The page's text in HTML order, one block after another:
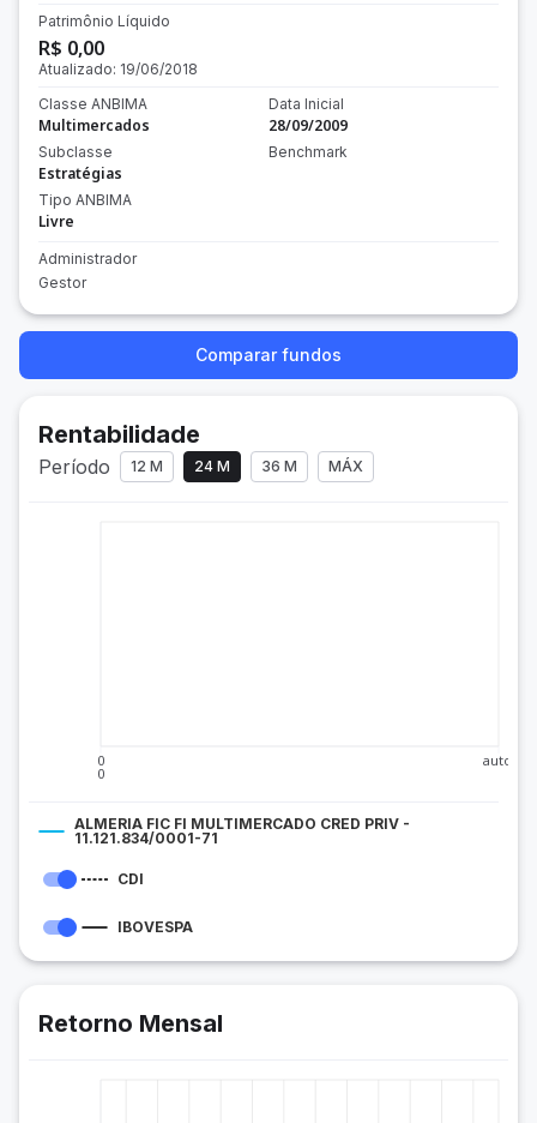
Patrimônio Líquido
R$ 0,00
Atualizado: 19/06/2018
Classe ANBIMA
Multimercados
Subclasse
Estratégias
Tipo ANBIMA
Livre
Data Inicial
28/09/2009
Benchmark
Administrador
Gestor
Comparar fundos
Rentabilidade
Período 12 M 24 M 36 M MÁX
0
0
auto
ALMERIA FIC FI MULTIMERCADO CRED PRIV -
11.121.834/0001-71
CDI
IBOVESPA
Retorno Mensal